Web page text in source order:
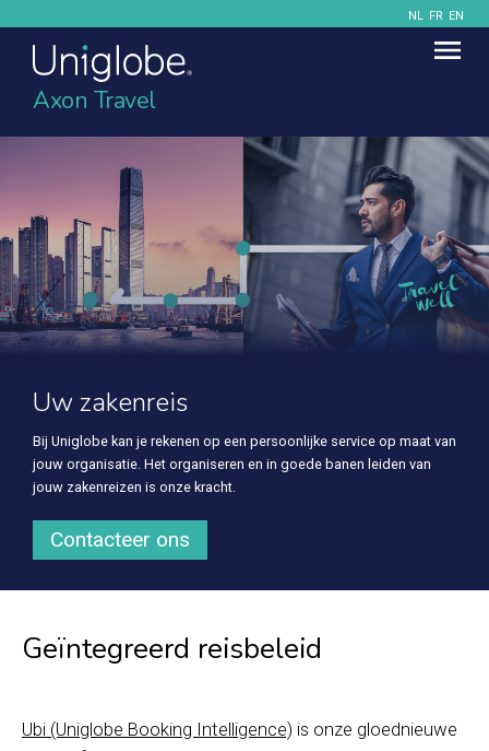
NL FR EN
Axon Travel
Uw zakenreis
Bij Uniglobe kan je rekenen op een persoonlijke service op maat van
jouw organisatie. Het organiseren en in goede banen leiden van
jouw zakenreizen is onze kracht.
Contacteer ons
Geïntegreerd reisbeleid
Ubi (Uniglobe Booking Intelligence) is onze gloednieuwe